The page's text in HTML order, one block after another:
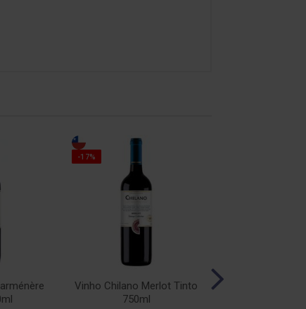
-17%
Vinho Chilano Merlot Tinto
750ml